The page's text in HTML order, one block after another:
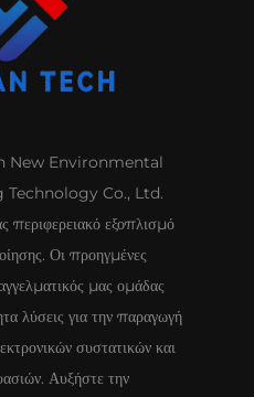
New Environmental
Co., Ltd.
περιφερειακό εξοπλισμό
Οι προηγμένες
μας ομάδας
λύσεις για την παραγωγή
συστατικών και
Αυξήστε την